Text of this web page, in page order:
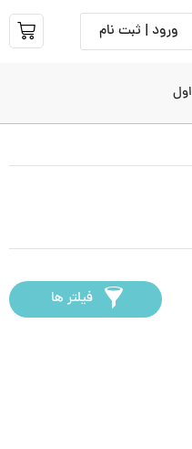
ورود | ثبت نام
فیلتر ها